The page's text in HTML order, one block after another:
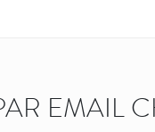
EMAIL